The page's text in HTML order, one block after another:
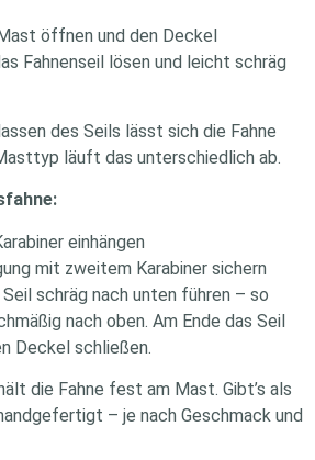
öffnen und den Deckel
Fahnenseil lösen und leicht schräg
des Seils lässt sich die Fahne
läuft das unterschiedlich ab.
einhängen
mit zweitem Karabiner sichern
schräg nach unten führen – so
nach oben. Am Ende das Seil
Deckel schließen.
die Fahne fest am Mast. Gibt’s als
– je nach Geschmack und